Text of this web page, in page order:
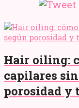
Hair oiling:
capilares
porosidad y